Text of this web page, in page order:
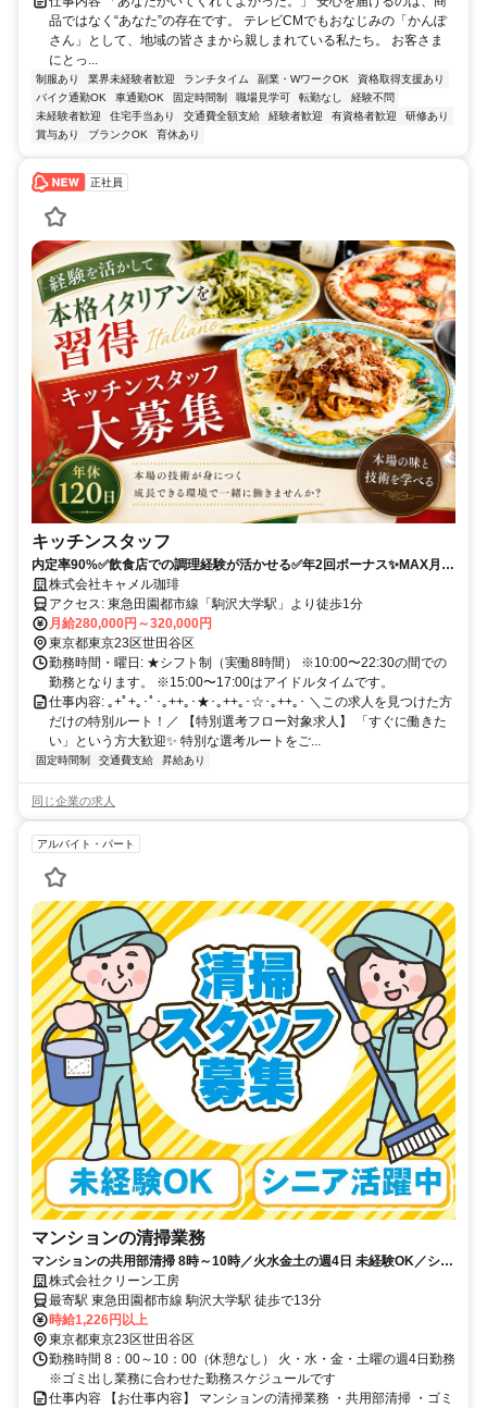
品ではなく“あなた”の存在です。 テレビCMでもおなじみの「かんぽ
さん」として、地域の皆さまから親しまれている私たち。 お客さま
にとっ...
制服あり 業界未経験者歓迎 ランチタイム 副業・WワークOK
資格取得支援あり
バイク通勤OK
車通勤OK 固定時間制 職場見学可 転勤なし
経験不問
未経験者歓迎
住宅手当あり 交通費全額支給 経験者歓迎 有資格者歓迎
研修あり
賞与あり
ブランクOK 育休あり
正社員
キッチンスタッフ
内定率90%✅️飲食店での調理経験が活かせる✅️年2回ボーナス✨️MAX月
10日休み✨️で本物のスキル獲得！髪型/髪⾊⾃由‧ピアスOK⭐️
株式会社キャメル珈琲
アクセス: 東急⽥園都市線「駒沢⼤学駅」より徒歩1分
月給280,000円～320,000円
東京都東京23区世田谷区
勤務時間・曜日: ★シフト制（実働8時間） ※10:00〜22:30の間での
勤務となります。 ※15:00〜17:00はアイドルタイムです。
仕事内容: ｡+ﾟ+｡･ﾟ･｡++｡･★･｡++｡･☆･｡++｡･ ＼この求人を見つけた方
だけの特別ルート！／ 【特別選考フロー対象求人】 「すぐに働きた
い」という方大歓迎✨️ 特別な選考ルートをご...
固定時間制 交通費支給 昇給あり
同じ企業の求人
アルバイト・パート
マンションの清掃業務
マンションの共用部清掃 8時～10時／火水金土の週4日 未経験OK／シニ
ア世代の男女多数活躍中！
株式会社クリーン工房
最寄駅 東急田園都市線 駒沢大学駅 徒歩で13分
時給1,226円以上
東京都東京23区世田谷区
勤務時間 8：00～10：00（休憩なし） 火・水・金・土曜の週4日勤務
※ゴミ出し業務に合わせた勤務スケジュールです
仕事内容 【お仕事内容】 マンションの清掃業務 ・共用部清掃 ・ゴミ